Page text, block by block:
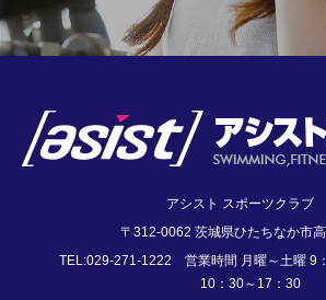
アシスト スポーツクラブ
〒312-0062 茨城県ひたちなか市
TEL:029-271-1222 営業時間 月曜～土曜
10：30～17：30